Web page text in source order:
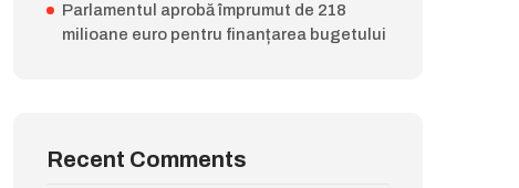
Parlamentul aprobă împrumut de 218
milioane euro pentru finanțarea bugetului
Recent Comments